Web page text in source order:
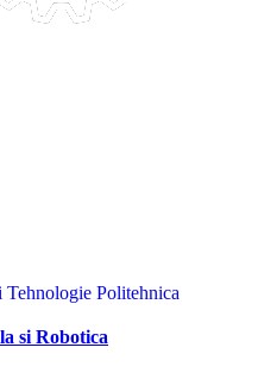
Politehnica
si Robotica